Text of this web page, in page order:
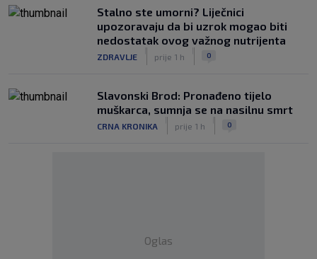
Stalno ste umorni? Liječnici
upozoravaju da bi uzrok mogao biti
nedostatak ovog važnog nutrijenta
ZDRAVLJE prije 1 h 0
Slavonski Brod: Pronađeno tijelo
muškarca, sumnja se na nasilnu smrt
CRNA KRONIKA prije 1 h 0
Oglas